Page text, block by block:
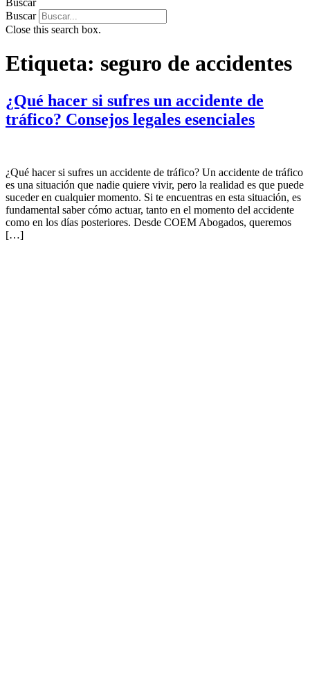
Buscar
Buscar
Close this search box.
Etiqueta: seguro de accidentes
¿Qué hacer si sufres un accidente de
tráfico? Consejos legales esenciales
¿Qué hacer si sufres un accidente de tráfico? Un accidente de tráfico
es una situación que nadie quiere vivir, pero la realidad es que puede
suceder en cualquier momento. Si te encuentras en esta situación, es
fundamental saber cómo actuar, tanto en el momento del accidente
como en los días posteriores. Desde COEM Abogados, queremos
[…]